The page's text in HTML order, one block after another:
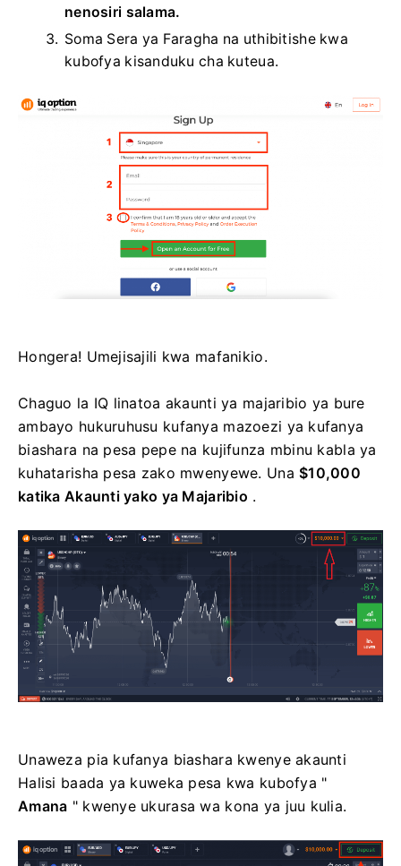
nenosiri salama.
Soma Sera ya Faragha na uthibitishe kwa
kubofya kisanduku cha kuteua.
Hongera! Umejisajili kwa mafanikio.
Chaguo la IQ linatoa akaunti ya majaribio ya bure
ambayo hukuruhusu kufanya mazoezi ya kufanya
biashara na pesa pepe na kujifunza mbinu kabla ya
kuhatarisha pesa zako mwenyewe. Una$10,000
katika Akaunti yako ya Majaribio .
Unaweza pia kufanya biashara kwenye akaunti
Halisi baada ya kuweka pesa kwa kubofya "
Amana " kwenye ukurasa wa kona ya juu kulia.